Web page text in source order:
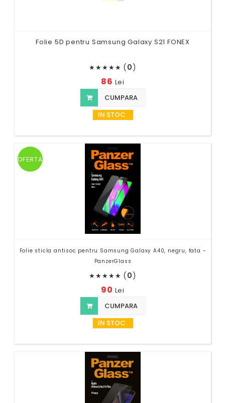
Folie 5D pentru Samsung Galaxy S21 FONEX
★★★★★ (0)
86 Lei
CUMPARA
IN STOC
OFERTA
Folie sticla antisoc pentru Samsung Galaxy A40, negru, fata -
PanzerGlass
★★★★★ (0)
90 Lei
CUMPARA
IN STOC